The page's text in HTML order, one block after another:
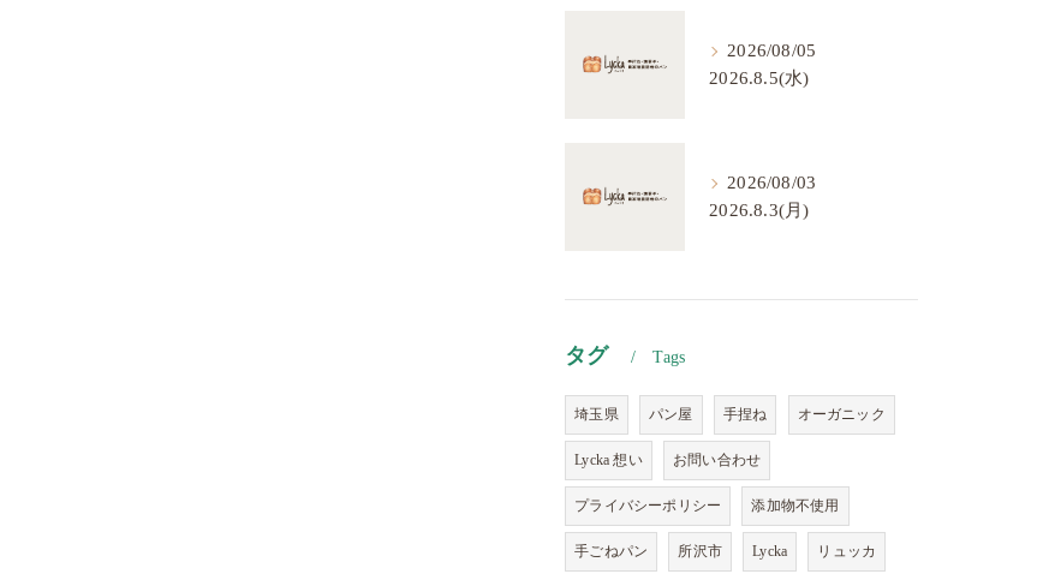
2026/08/05
2026.8.5(水)
2026/08/03
2026.8.3(月)
タグ Tags
埼玉県 パン屋 手捏ね オーガニック
Lycka 想い お問い合わせ
プライバシーポリシー 添加物不使用
手ごねパン 所沢市 Lycka リュッカ